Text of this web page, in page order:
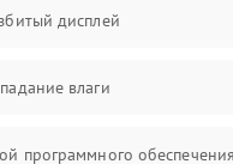
дисплей
влаги
программного обеспечения